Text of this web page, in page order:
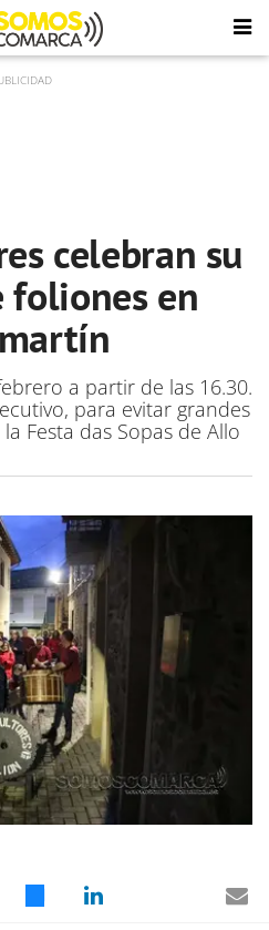
celebran su
foliones en
a partir de las 16.30.
para evitar grandes
Festa das Sopas de Allo